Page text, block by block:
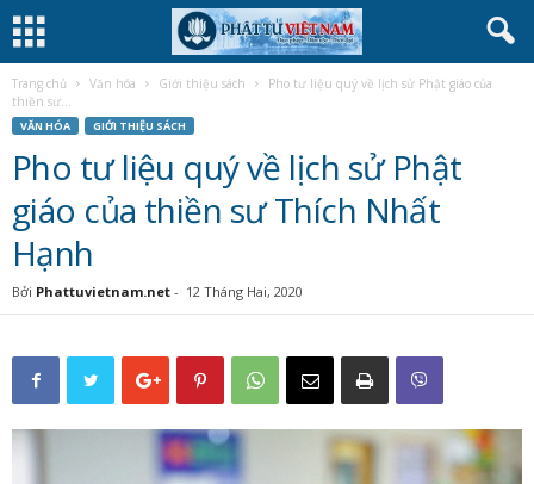
Trang chủ Văn hóa Giới thiệu sách
Pho tư liệu quý về lịch sử Phật giáo của
thiền sư...
VĂN HÓA GIỚI THIỆU SÁCH
Pho tư liệu quý về lịch sử Phật
giáo của thiền sư Thích Nhất
Hạnh
Bởi Phattuvietnam.net - 12 Tháng Hai, 2020